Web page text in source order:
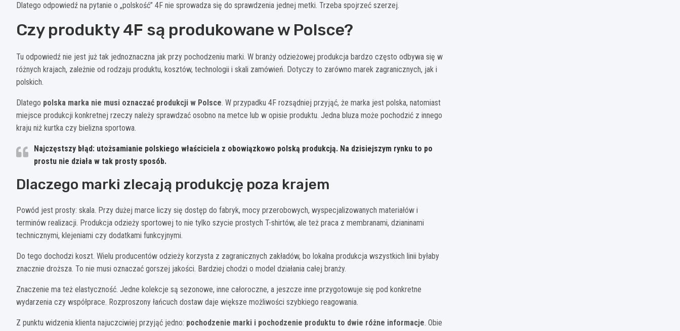
Dlatego odpowiedź na pytanie o „polskość” 4F nie sprowadza się do sprawdzenia jednej metki. Trzeba spojrzeć szerzej.
Czy produkty 4F są produkowane w Polsce?
Tu odpowiedź nie jest już tak jednoznaczna jak przy pochodzeniu marki. W branży odzieżowej produkcja bardzo często odbywa się w
różnych krajach, zależnie od rodzaju produktu, kosztów, technologii i skali zamówień. Dotyczy to zarówno marek zagranicznych, jak i
polskich.
Dlatego polska marka nie musi oznaczać produkcji w Polsce. W przypadku 4F rozsądniej przyjąć, że marka jest polska, natomiast
miejsce produkcji konkretnej rzeczy należy sprawdzać osobno na metce lub w opisie produktu. Jedna bluza może pochodzić z innego
kraju niż kurtka czy bielizna sportowa.
Najczęstszy błąd: utożsamianie polskiego właściciela z obowiązkowo polską produkcją. Na dzisiejszym rynku to po
prostu nie działa w tak prosty sposób.
Dlaczego marki zlecają produkcję poza krajem
Powód jest prosty: skala. Przy dużej marce liczy się dostęp do fabryk, mocy przerobowych, wyspecjalizowanych materiałów i
terminów realizacji. Produkcja odzieży sportowej to nie tylko szycie prostych T-shirtów, ale też praca z membranami, dzianinami
technicznymi, klejeniami czy dodatkami funkcyjnymi.
Do tego dochodzi koszt. Wielu producentów odzieży korzysta z zagranicznych zakładów, bo lokalna produkcja wszystkich linii byłaby
znacznie droższa. To nie musi oznaczać gorszej jakości. Bardziej chodzi o model działania całej branży.
Znaczenie ma też elastyczność. Jedne kolekcje są sezonowe, inne całoroczne, a jeszcze inne przygotowuje się pod konkretne
wydarzenia czy współprace. Rozproszony łańcuch dostaw daje większe możliwości szybkiego reagowania.
Z punktu widzenia klienta najuczciwiej przyjąć jedno: pochodzenie marki i pochodzenie produktu to dwie różne informacje. Obie